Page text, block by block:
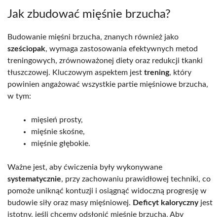
Jak zbudować mięśnie brzucha?
Budowanie mięśni brzucha, znanych również jako
sześciopak, wymaga zastosowania efektywnych metod
treningowych, zrównoważonej diety oraz redukcji tkanki
tłuszczowej. Kluczowym aspektem jest trening, który
powinien angażować wszystkie partie mięśniowe brzucha,
w tym:
mięsień prosty,
mięśnie skośne,
mięśnie głębokie.
Ważne jest, aby ćwiczenia były wykonywane
systematycznie, przy zachowaniu prawidłowej techniki, co
pomoże uniknąć kontuzji i osiągnąć widoczną progresję w
budowie siły oraz masy mięśniowej. Deficyt kalorycznyjest
istotny, jeśli chcemy odsłonić mięśnie brzucha. Aby